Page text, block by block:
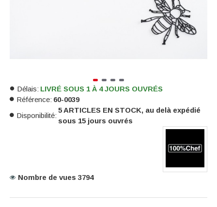
Délais: LIVRÉ SOUS 1 À 4 JOURS OUVRÉS
Référence: 60-0039
Disponibilité:
5 ARTICLES EN STOCK, au delà expédié
sous 15 jours ouvrés
Nombre de vues 3794